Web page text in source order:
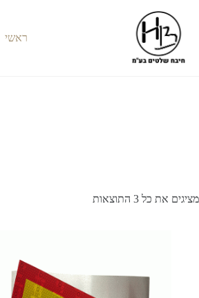
ראשי
מציגים את כל ⁦3⁩ התוצאות